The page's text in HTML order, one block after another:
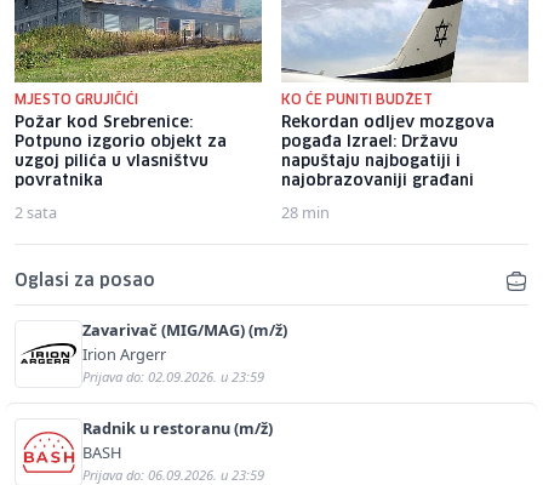
MJESTO GRUJIČIĆI
Požar kod Srebrenice:
Potpuno izgorio objekt za
uzgoj pilića u vlasništvu
povratnika
2 sata
KO ĆE PUNITI BUDŽET
Rekordan odljev mozgova
pogađa Izrael: Državu
napuštaju najbogatiji i
najobrazovaniji građani
28 min
Oglasi za posao
Zavarivač (MIG/MAG) (m/ž)
Irion Argerr
Prijava do: 02.09.2026. u 23:59
Radnik u restoranu (m/ž)
BASH
Prijava do: 06.09.2026. u 23:59